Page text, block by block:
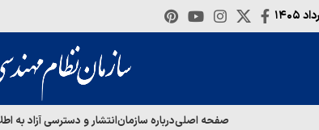
صفحه اصلیدرباره سازمانانتشار و دسترسی آزاد به